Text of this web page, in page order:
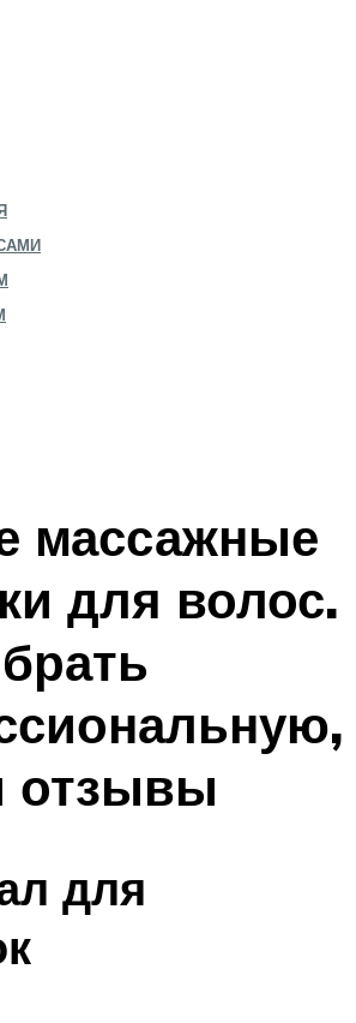
массажные
для волос.
отзывы
для